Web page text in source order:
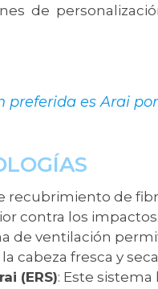
de
preferida es Arai
recubrimiento de
contra los impactos.
de ventilación
cabeza fresca y
(ERS): Este sistema